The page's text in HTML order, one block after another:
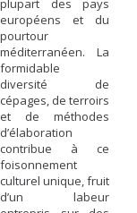
plupart des pays
européens et du
pourtour
méditerranéen. La
formidable
diversité de
cépages, de terroirs
et de méthodes
d’élaboration
contribue à ce
foisonnement
culturel unique, fruit
d’un labeur